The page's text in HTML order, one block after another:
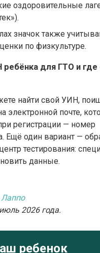
оздоровительные
значок также
по физкультуре.
ребёнка для ГТО и где
найти свой УИН,
электронной почте,
регистрации — номер
Ещё один вариант —
тестирования:
данные.
Лаппо
2026 года.
ребенок